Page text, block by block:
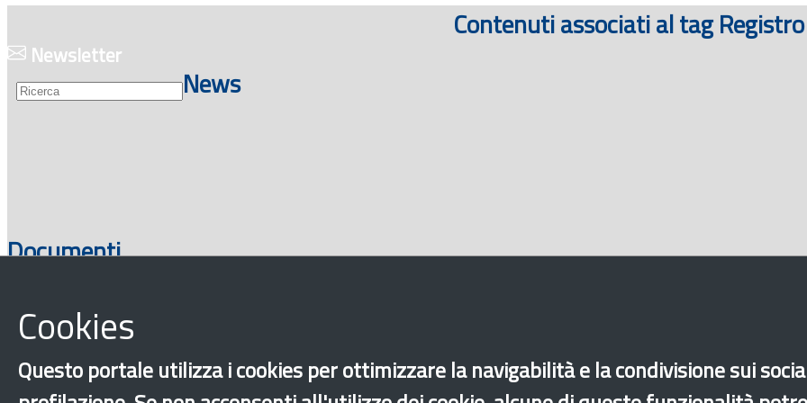
Newsletter
Contenuti associati al tag
News
Documenti
×
Cookies
Questo portale utilizza i cookies per ottimizzare la navigabilità e la condivisione sui